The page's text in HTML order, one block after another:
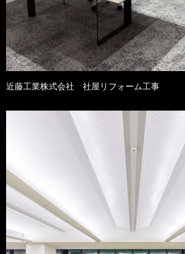
近藤工業株式会社 社屋リフォーム工事